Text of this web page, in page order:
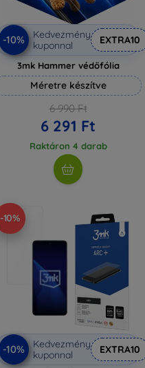
-10%
Kedvezmény
kuponnal
EXTRA10
3mk Hammer védőfólia
Méretre készítve
6 990 Ft
6 291 Ft
Raktáron 4 darab
-10%
-10%
Kedvezmény
kuponnal
EXTRA10